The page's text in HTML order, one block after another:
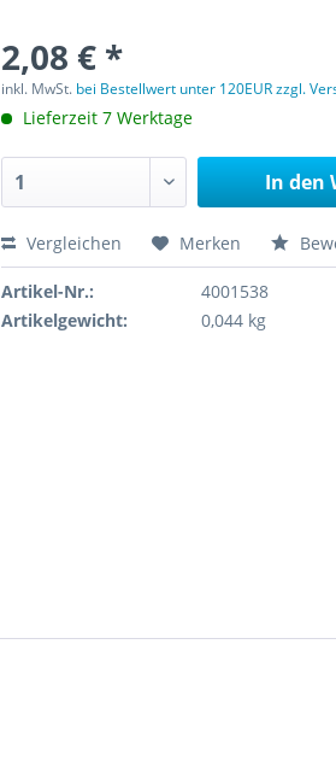
2,08 € *
inkl. MwSt. bei Bestellwert unter 120EUR zzgl.
Lieferzeit 7 Werktage
In den
Vergleichen Merken
Artikel-Nr.:
4001538
Artikelgewicht:
0,044 kg